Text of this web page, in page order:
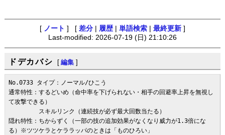
[ ノート ] [ 差分 履歴 単語検索 最終更新 ]
Last-modified: 2026-07-19 (日) 21:10:26
ドデカバシ [ 編集 ]
No.0733 タイプ：ノーマル/ひこう
通常特性：するどいめ（命中率を下げられない・相手の回避率上昇を無視し
て攻撃できる）
スキルリンク（連続技が必ず最大回数当たる）
隠れ特性：ちからずく（一部の技の追加効果がなくなり威力が1.3倍にな
る）※ツツケラとケララッパのときは「ものひろい」